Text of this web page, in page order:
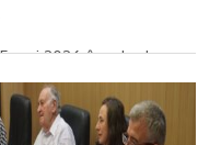
mai 2026, în sala de
a Academiei
Centrul de Studii și
de Biodiversitate